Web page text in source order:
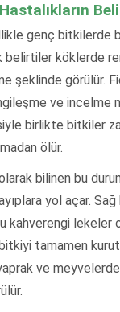
genç bitkilerde
belirtiler köklerde
şeklinde görülür.
ve incelme
birlikte bitkiler
ölür.
bilinen bu
yol açar.
kahverengi lekeler
tamamen
ve